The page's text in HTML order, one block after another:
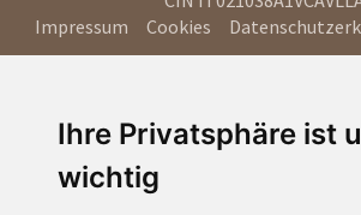
Ihre Privatsphäre ist
wichtig
Impressum
Cookies